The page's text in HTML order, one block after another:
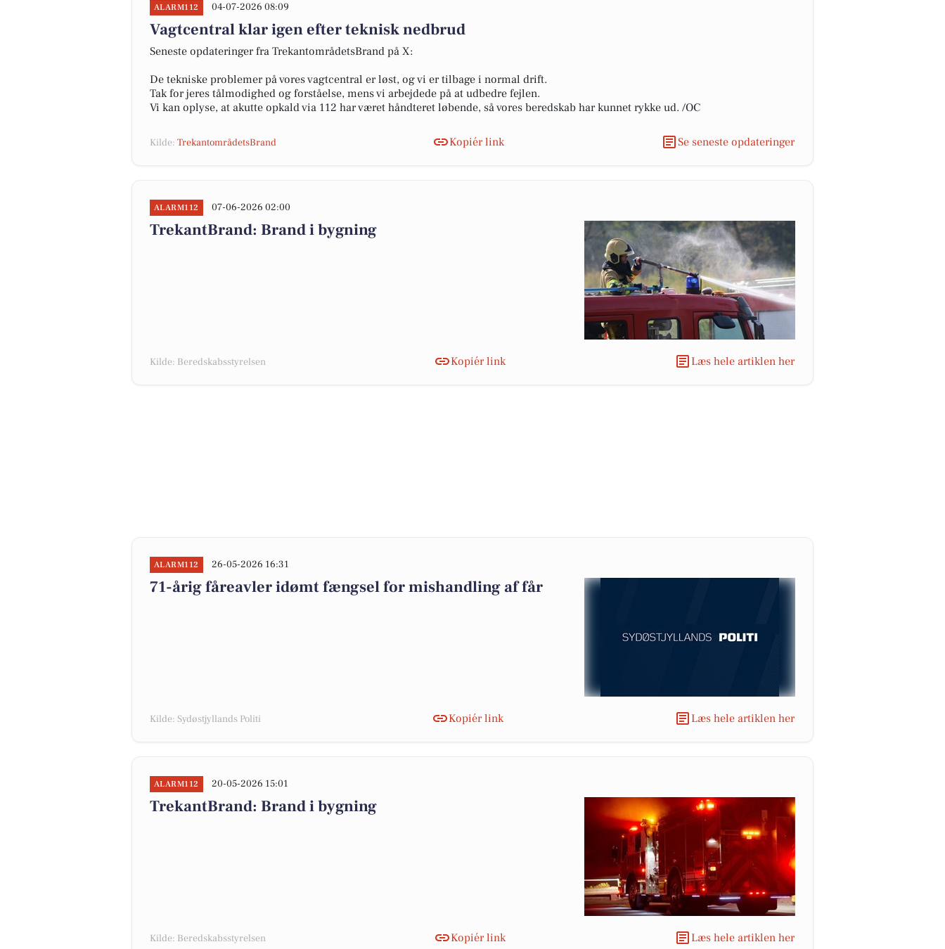
ALARM112 04-07-2026 08:09
Vagtcentral klar igen efter teknisk nedbrud
Seneste opdateringer fra TrekantområdetsBrand på X:
De tekniske problemer på vores vagtcentral er løst, og vi er tilbage i normal drift.
Tak for jeres tålmodighed og forståelse, mens vi arbejdede på at udbedre fejlen.
Vi kan oplyse, at akutte opkald via 112 har været håndteret løbende, så vores beredskab har kunnet rykke ud. /OC
Kilde: TrekantområdetsBrand Kopiér link Se seneste opdateringer
ALARM112 07-06-2026 02:00
TrekantBrand: Brand i bygning
Kilde: Beredskabsstyrelsen Kopiér link Læs hele artiklen her
ALARM112 26-05-2026 16:31
71-årig fåreavler idømt fængsel for mishandling af får
Kilde: Sydøstjyllands Politi Kopiér link Læs hele artiklen her
ALARM112 20-05-2026 15:01
TrekantBrand: Brand i bygning
Kilde: Beredskabsstyrelsen Kopiér link Læs hele artiklen her